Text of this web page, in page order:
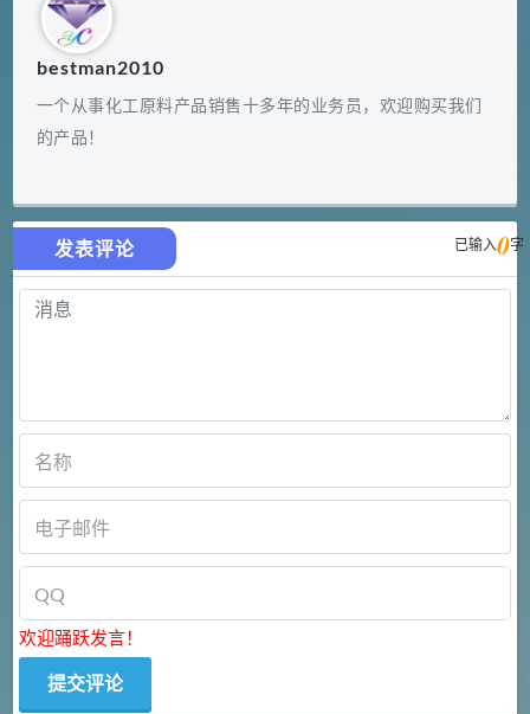
bestman2010
一个从事化工原料产品销售十多年的业务员，欢迎购买我们
的产品！
发表评论 已输入0字
欢迎踊跃发言！